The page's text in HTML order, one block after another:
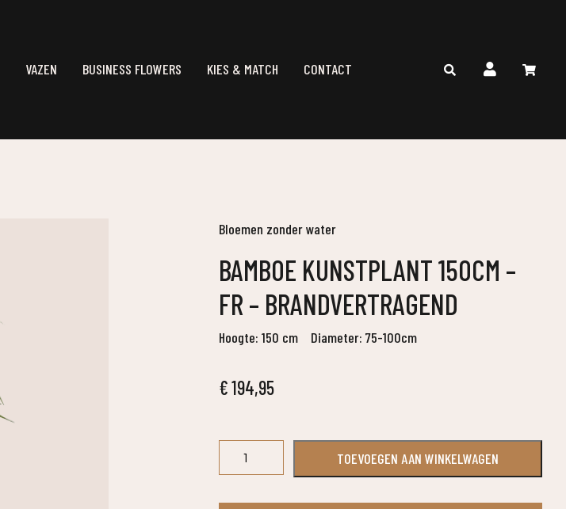
VAZEN BUSINESS FLOWERS KIES & MATCH CONTACT
Bloemen zonder water
BAMBOE KUNSTPLANT 150CM –
FR – BRANDVERTRAGEND
Hoogte: 150 cm Diameter: 75-100cm
€194,95
kunstplant
-
TOEVOEGEN AAN WINKELWAGEN